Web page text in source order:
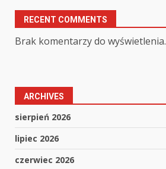
RECENT COMMENTS
Brak komentarzy do wyświetlenia.
ARCHIVES
sierpień 2026
lipiec 2026
czerwiec 2026